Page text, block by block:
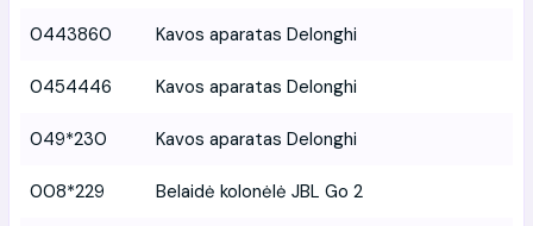
0443860 Kavos aparatas Delonghi
0454446 Kavos aparatas Delonghi
049*230 Kavos aparatas Delonghi
008*229 Belaidė kolonėlė JBL Go 2